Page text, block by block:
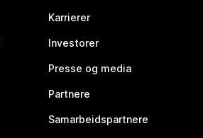
Karrierer
Investorer
Presse og media
Partnere
Samarbeidspartnere